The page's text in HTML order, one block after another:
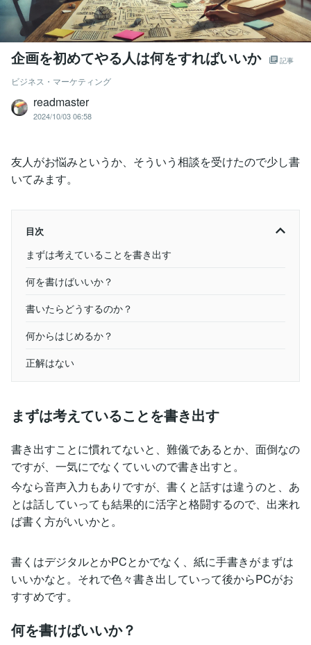
企画を初めてやる人は何をすればいいか 記事
ビジネス・マーケティング
readmaster
2024/10/03 06:58
友人がお悩みというか、そういう相談を受けたので少し書
いてみます。
目次
まずは考えていることを書き出す
何を書けばいいか？
書いたらどうするのか？
何からはじめるか？
正解はない
まずは考えていることを書き出す
書き出すことに慣れてないと、難儀であるとか、面倒なの
ですが、一気にでなくていいので書き出すと。
今なら音声入力もありですが、書くと話すは違うのと、あ
とは話していっても結果的に活字と格闘するので、出来れ
ば書く方がいいかと。
書くはデジタルとかPCとかでなく、紙に手書きがまずは
いいかなと。それで色々書き出していって後からPCがお
すすめです。
何を書けばいいか？